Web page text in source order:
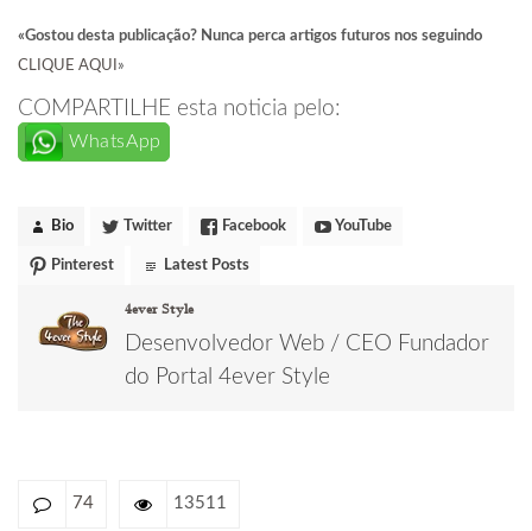
«Gostou desta publicação? Nunca perca artigos futuros nos seguindo
CLIQUE AQUI »
COMPARTILHE esta noticia pelo:
WhatsApp
Bio Twitter Facebook YouTube
Pinterest Latest Posts
4ever Style
Desenvolvedor Web / CEO Fundador
do Portal 4ever Style
74 13511